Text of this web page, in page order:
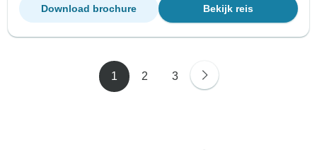
Bekijk reis
Download brochure
1 2 3